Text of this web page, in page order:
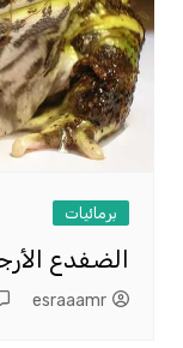
برمائيات
الضفدع
esraaamr